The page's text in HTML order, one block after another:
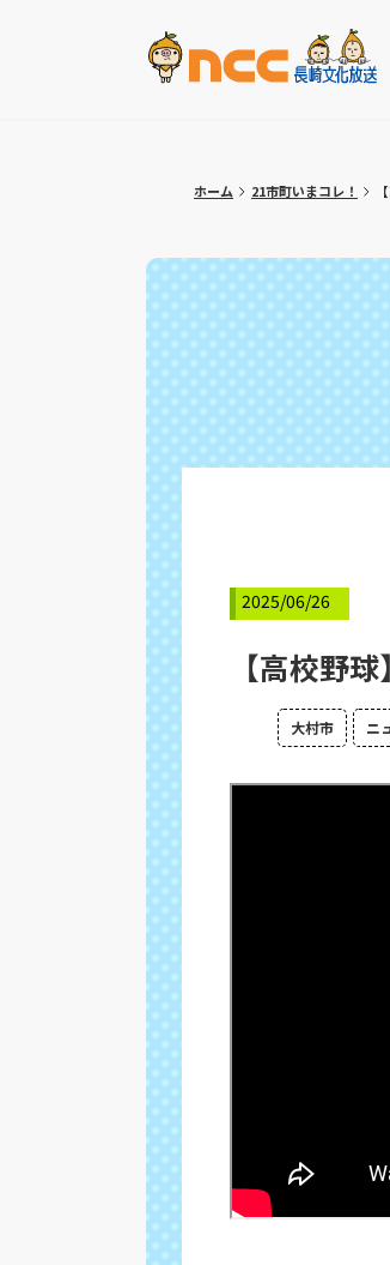
ホーム 21市町いまコレ！
2025/06/26
【高校野
大村市 ニ